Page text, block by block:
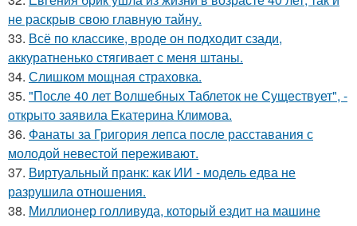
не раскрыв свою главную тайну.
33. Всё по классике, вроде он подходит сзади,
аккуратненько стягивает с меня штаны.
34. Слишком мощная страховка.
35. "После 40 лет Волшебных Таблеток не Существует", -
открыто заявила Екатерина Климова.
36. Фанаты за Григория лепса после расставания с
молодой невестой переживают.
37. Виртуальный пранк: как ИИ - модель едва не
разрушила отношения.
38. Миллионер голливуда, который ездит на машине